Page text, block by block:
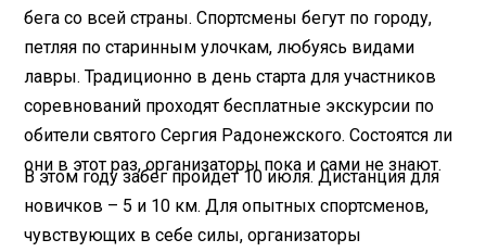
бега со всей страны. Спортсмены бегут по городу,
петляя по старинным улочкам, любуясь видами
лавры. Традиционно в день старта для участников
соревнований проходят бесплатные экскурсии по
обители святого Сергия Радонежского. Состоятся ли
они в этот раз, организаторы пока и сами не знают.
В этом году забег пройдет 10 июля. Дистанция для
новичков – 5 и 10 км. Для опытных спортсменов,
чувствующих в себе силы, организаторы